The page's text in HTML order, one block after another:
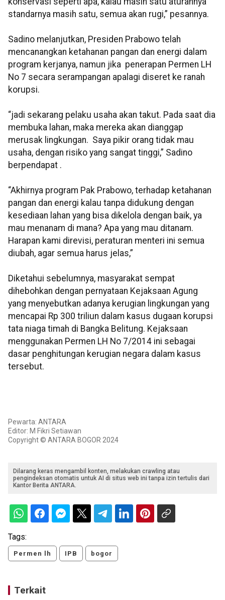
standarnya masih satu, semua akan rugi,” pesannya.
Sadino melanjutkan, Presiden Prabowo telah
mencanangkan ketahanan pangan dan energi dalam
program kerjanya, namun jika penerapan Permen LH
No 7 secara serampangan apalagi diseret ke ranah
korupsi.
“jadi sekarang pelaku usaha akan takut. Pada saat dia
membuka lahan, maka mereka akan dianggap
merusak lingkungan. Saya pikir orang tidak mau
usaha, dengan risiko yang sangat tinggi,” Sadino
berpendapat .
“Akhirnya program Pak Prabowo, terhadap ketahanan
pangan dan energi kalau tanpa didukung dengan
kesediaan lahan yang bisa dikelola dengan baik, ya
mau menanam di mana? Apa yang mau ditanam.
Harapan kami direvisi, peraturan menteri ini semua
diubah, agar semua harus jelas,”
Diketahui sebelumnya, masyarakat sempat
dihebohkan dengan pernyataan Kejaksaan Agung
yang menyebutkan adanya kerugian lingkungan yang
mencapai Rp 300 triliun dalam kasus dugaan korupsi
tata niaga timah di Bangka Belitung. Kejaksaan
menggunakan Permen LH No 7/2014 ini sebagai
dasar penghitungan kerugian negara dalam kasus
tersebut.
Pewarta: ANTARA
Editor: M Fikri Setiawan
Copyright © ANTARA BOGOR 2024
Dilarang keras mengambil konten, melakukan crawling atau
pengindeksan otomatis untuk AI di situs web ini tanpa izin tertulis dari
Kantor Berita ANTARA.
Tags:
Permen lh IPB bogor
Terkait